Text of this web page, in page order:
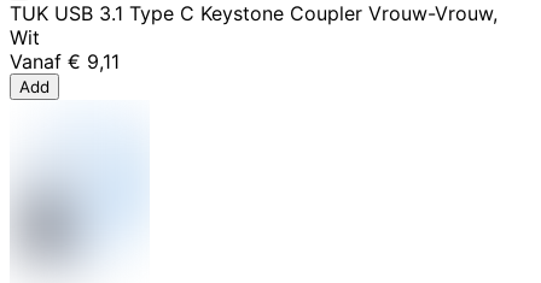
TUK USB 3.1 Type C Keystone Coupler Vrouw-Vrouw,
Wit
Vanaf € 9,11
Add